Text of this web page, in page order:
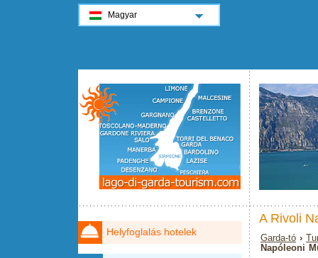
A Rivoli
Garda-tó ›
Napóleoni
Helyfoglalás hotelek
Magyar